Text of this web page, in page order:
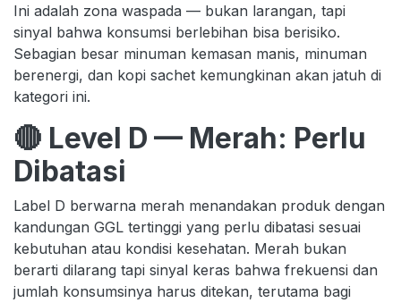
Ini adalah zona waspada — bukan larangan, tapi
sinyal bahwa konsumsi berlebihan bisa berisiko.
Sebagian besar minuman kemasan manis, minuman
berenergi, dan kopi sachet kemungkinan akan jatuh di
kategori ini.
🔴 Level D — Merah: Perlu
Dibatasi
Label D berwarna merah menandakan produk dengan
kandungan GGL tertinggi yang perlu dibatasi sesuai
kebutuhan atau kondisi kesehatan. Merah bukan
berarti dilarang tapi sinyal keras bahwa frekuensi dan
jumlah konsumsinya harus ditekan, terutama bagi